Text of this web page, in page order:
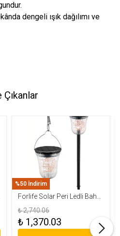
dengeli ışık dağılımı ve
Çıkanlar
%50 İndirim
Forlife Solar Peri Ledli Bahçe
Aydınlatma Armatürü FL-
3284
₺ 2,740.06
₺ 1,370.03